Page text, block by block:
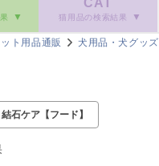
CAT
猫用品の検索結果
ト用品通販 犬用品・犬グッズ
石ケア【フード】